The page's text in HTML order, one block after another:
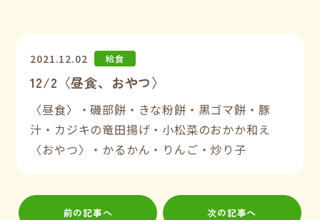
2021.12.02 給食
12/2〈昼食、おやつ〉
〈昼食〉・磯部餅・きな粉餅・黒ゴマ餅・豚
汁・カジキの竜田揚げ・小松菜のおかか和え
〈おやつ〉・かるかん・りんご・炒り子
前の記事へ 次の記事へ